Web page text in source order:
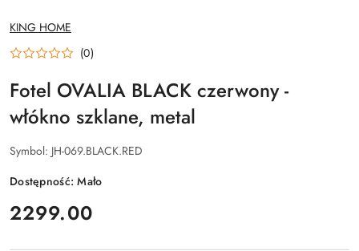
NAZWA
PRODUCENTA:
KING HOME
(0)
Fotel OVALIA BLACK czerwony -
włókno szklane, metal
Symbol: JH-069.BLACK.RED
Dostępność:Mało
cena:
2299.00